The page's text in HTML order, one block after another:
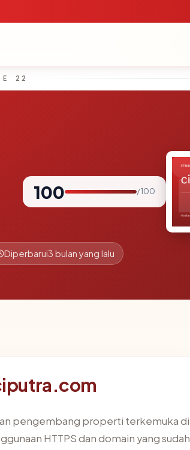
22
100 / 100
Diperbarui3 bulan yang lalu
pengembang properti terkemuka di
HTTPS dan domain yang sudah